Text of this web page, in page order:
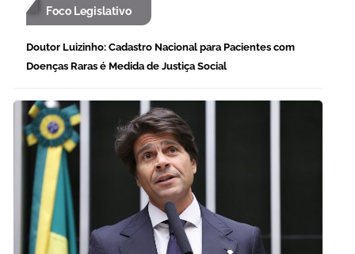
Foco Legislativo
Doutor Luizinho: Cadastro Nacional para Pacientes com
Doenças Raras é Medida de Justiça Social